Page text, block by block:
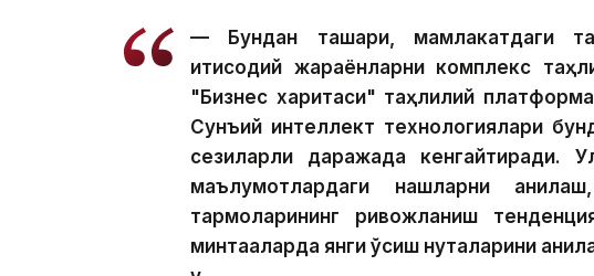
— Бундан ташқари, мамлакатдаги
иқтисодий жараёнларни комплекс
"Бизнес харитаси" таҳлилий
Сунъий интеллект технологиялари
сезиларли даражада кенгайтиради.
маълумотлардаги нақшларни
тармоқларининг ривожланиш
минтақаларда янги ўсиш нуқталарини